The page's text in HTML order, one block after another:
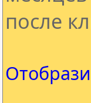
после